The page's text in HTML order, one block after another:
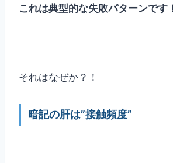
これは典型的な失敗パターンです！
それはなぜか？！
暗記の肝は”接触頻度”